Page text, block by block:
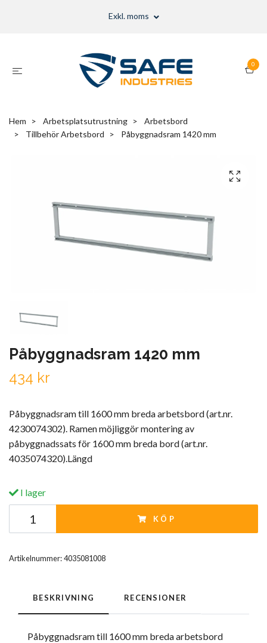
Exkl. moms
0
Hem Arbetsplatsutrustning
Arbetsbord
Tillbehör Arbetsbord
Påbyggnadsram 1420 mm
Påbyggnadsram 1420 mm
434 kr
Påbyggnadsram till 1600 mm breda arbetsbord (art.nr.
4230074302). Ramen möjliggör montering av
påbyggnadssats för 1600 mm breda bord (art.nr.
4035074320).Längd
I lager
KÖP
Artikelnummer:4035081008
BESKRIVNING RECENSIONER
Påbyggnadsram till 1600 mm breda arbetsbord